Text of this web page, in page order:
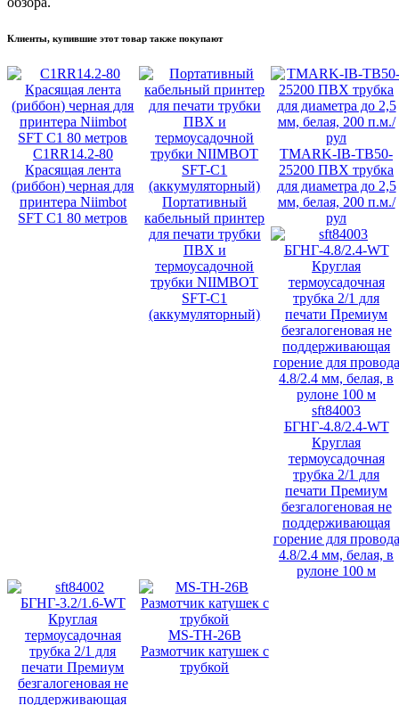
Клиенты, купившие этот товар также покупают
C1RR14.2-80
Красящая лента
(риббон) черная для
принтера Niimbot
SFT C1 80 метров
Портативный
кабельный принтер
для печати трубки
ПВХ и
термоусадочной
трубки NIIMBOT
SFT-C1
(аккумуляторный)
TMARK-IB-TB50-
25200 ПВХ трубка
для диаметра до 2,5
мм, белая, 200 п.м./
рул
sft84003
БГНГ-4.8/2.4-WT
Круглая
термоусадочная
трубка 2/1 для
печати Премиум
безгалогеновая не
поддерживающая
горение для провода
4.8/2.4 мм, белая, в
рулоне 100 м
MS-TH-26B
Размотчик катушек с
трубкой